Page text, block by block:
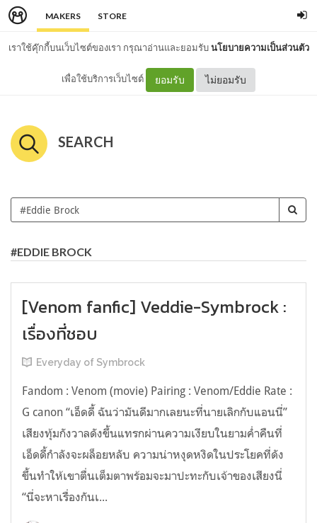
MAKERS STORE
เราใช้คุ๊กกี้บนเว็บไซต์ของเรา กรุณาอ่านและยอมรับนโยบายความเป็นส่วนตัว
เพื่อใช้บริการเว็บไซต์ ยอมรับ ไม่ยอมรับ
SEARCH
#EDDIE BROCK
[Venom fanfic] Veddie-Symbrock :
เรื่องที่ชอบ
Everyday of Symbrock
Fandom : Venom (movie) Pairing : Venom/Eddie Rate :
G canon “เอ็ดดี้ ฉันว่ามันดีมากเลยนะที่นายเลิกกับแอนนี่”
เสียงทุ้มกังวาลดังขึ้นแทรกผ่านความเงียบในยามค่ำคืนที่
เอ็ดดี้กำลังจะผล็อยหลับ ความน่าหงุดหงิดในประโยคที่ดัง
ขึ้นทำให้เขาตื่นเต็มตาพร้อมจะมาปะทะกับเจ้าของเสียงนี่
“นี่จะหาเรื่องกันเ...